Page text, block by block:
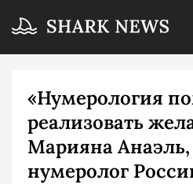
«Нумерология
реализовать
Марияна
нумеролог